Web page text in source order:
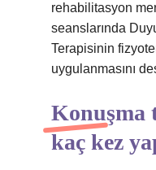
rehabilitasyon
seanslarında
Terapisinin
uygulanmasını
Konuşma
kaç kez